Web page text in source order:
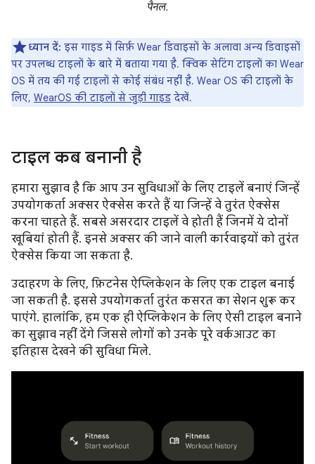
पैनल.
ध्यान दें: इस गाइड में सिर्फ़ Wear डिवाइसों के अलावा अन्य डिवाइसों
पर उपलब्ध टाइलों के बारे में बताया गया है. क्विक सेटिंग टाइलों का Wear
OS में तय की गई टाइलों से कोई संबंध नहीं है. Wear OS की टाइलों के
लिए, WearOS की टाइलों से जुड़ी गाइड देखें.
टाइल कब बनानी है
हमारा सुझाव है कि आप उन सुविधाओं के लिए टाइलें बनाएं जिन्हें
उपयोगकर्ता अक्सर ऐक्सेस करते हैं या जिन्हें वे तुरंत ऐक्सेस
करना चाहते हैं. सबसे असरदार टाइलें वे होती हैं जिनमें ये दोनों
खूबियां होती हैं. इनसे अक्सर की जाने वाली कार्रवाइयों को तुरंत
ऐक्सेस किया जा सकता है.
उदाहरण के लिए, फ़िटनेस ऐप्लिकेशन के लिए एक टाइल बनाई
जा सकती है. इससे उपयोगकर्ता तुरंत कसरत का सेशन शुरू कर
पाएंगे. हालांकि, हम एक ही ऐप्लिकेशन के लिए ऐसी टाइल बनाने
का सुझाव नहीं देंगे जिससे लोगों को उनके पूरे वर्कआउट का
इतिहास देखने की सुविधा मिले.